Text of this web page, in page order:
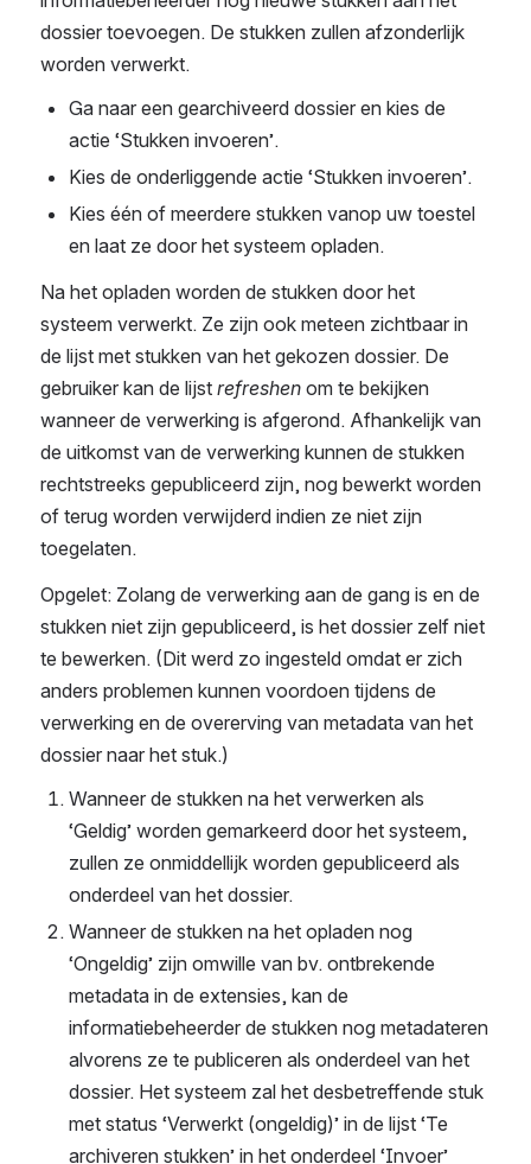
dossier toevoegen. De stukken zullen afzonderlijk
worden verwerkt.
Ga naar een gearchiveerd dossier en kies de
actie ‘Stukken invoeren’.
Kies de onderliggende actie ‘Stukken invoeren’.
Kies één of meerdere stukken vanop uw toestel
en laat ze door het systeem opladen.
Na het opladen worden de stukken door het
systeem verwerkt. Ze zijn ook meteen zichtbaar in
de lijst met stukken van het gekozen dossier. De
gebruiker kan de lijst refreshen om te bekijken
wanneer de verwerking is afgerond. Afhankelijk van
de uitkomst van de verwerking kunnen de stukken
rechtstreeks gepubliceerd zijn, nog bewerkt worden
of terug worden verwijderd indien ze niet zijn
toegelaten.
Opgelet: Zolang de verwerking aan de gang is en de
stukken niet zijn gepubliceerd, is het dossier zelf niet
te bewerken. (Dit werd zo ingesteld omdat er zich
anders problemen kunnen voordoen tijdens de
verwerking en de overerving van metadata van het
dossier naar het stuk.)
Wanneer de stukken na het verwerken als
‘Geldig’ worden gemarkeerd door het systeem,
zullen ze onmiddellijk worden gepubliceerd als
onderdeel van het dossier.
Wanneer de stukken na het opladen nog
‘Ongeldig’ zijn omwille van bv. ontbrekende
metadata in de extensies, kan de
informatiebeheerder de stukken nog metadateren
alvorens ze te publiceren als onderdeel van het
dossier. Het systeem zal het desbetreffende stuk
met status ‘Verwerkt (ongeldig)’ in de lijst ‘Te
archiveren stukken’ in het onderdeel ‘Invoer’